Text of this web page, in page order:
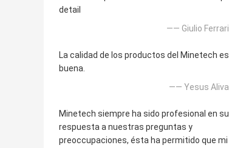
detail
—— Giulio Ferrari
La calidad de los productos del Minetech es
buena.
—— Yesus Aliva
Minetech siempre ha sido profesional en su
respuesta a nuestras preguntas y
preoccupaciones, ésta ha permitido que mi